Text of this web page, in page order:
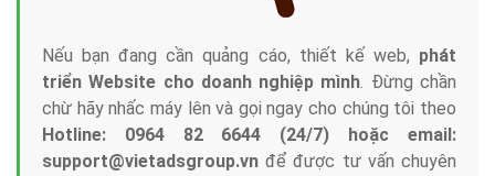
Nếu bạn đang cần quảng cáo, thiết kế web, phát
triển Website cho doanh nghiệp mình. Đừng chần
chừ hãy nhấc máy lên và gọi ngay cho chúng tôi theo
Hotline: 0964 82 6644 (24/7) hoặc email:
support@vietadsgroup.vn để được tư vấn chuyên